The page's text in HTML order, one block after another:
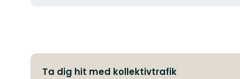
Ta dig hit med kollektivtrafik